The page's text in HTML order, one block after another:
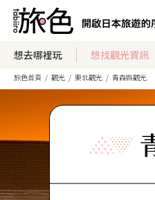
想去哪裡玩 想找觀光資訊
旅色首頁 觀光 東北觀光 青森縣觀光